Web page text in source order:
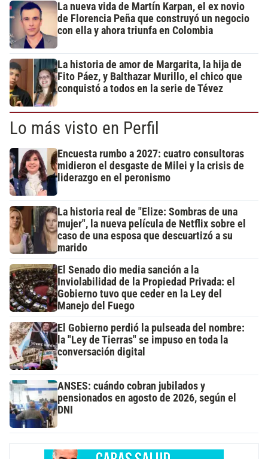
La nueva vida de Martín Karpan, el ex novio
de Florencia Peña que construyó un negocio
con ella y ahora triunfa en Colombia
La historia de amor de Margarita, la hija de
Fito Páez, y Balthazar Murillo, el chico que
conquistó a todos en la serie de Tévez
Lo más visto en Perfil
Encuesta rumbo a 2027: cuatro consultoras
midieron el desgaste de Milei y la crisis de
liderazgo en el peronismo
La historia real de "Elize: Sombras de una
mujer", la nueva película de Netflix sobre el
caso de una esposa que descuartizó a su
marido
El Senado dio media sanción a la
Inviolabilidad de la Propiedad Privada: el
Gobierno tuvo que ceder en la Ley del
Manejo del Fuego
El Gobierno perdió la pulseada del nombre:
la "Ley de Tierras" se impuso en toda la
conversación digital
ANSES: cuándo cobran jubilados y
pensionados en agosto de 2026, según el
DNI